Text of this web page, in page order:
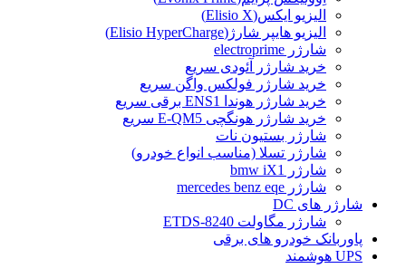
الیزیو ایکس(Elisio X)
الیزیو هایپر شارژ(Elisio HyperCharge)
شارژر electroprime
خرید شارژر آئودی سریع
خرید شارژر فولکس واگن سریع
خرید شارژر هوندا ENS1 برقی سریع
خرید شارژر هونگچی E-QM5 سریع
شارژر بستیون نات
شارژر تسلا (مناسب انواع خودرو)
شارژر bmw iX1
شارژر mercedes benz eqe
شارژر های DC
شارژر مگاولت ETDS-8240
پاوربانک خودرو های برقی
UPS هوشمند